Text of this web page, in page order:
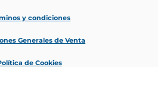
y condiciones
Generales de Venta
de Cookies